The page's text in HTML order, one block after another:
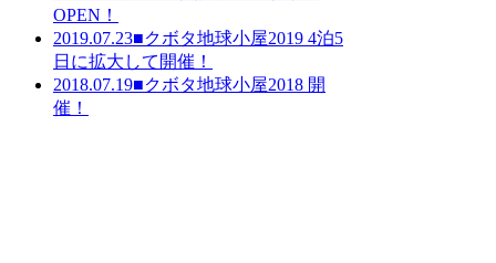
OPEN！
2019.07.23■クボタ地球小屋2019 4泊5
日に拡大して開催！
2018.07.19■クボタ地球小屋2018 開
催！